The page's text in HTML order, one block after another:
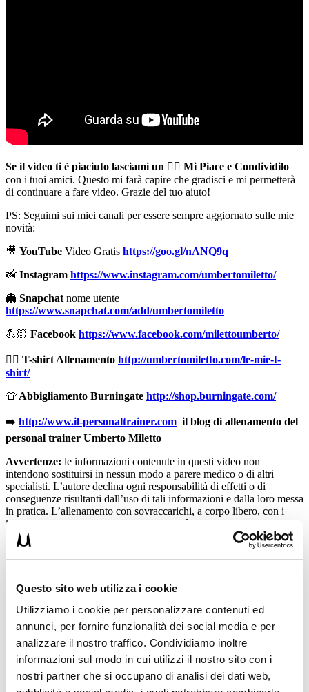
Questo sito web utilizza i cookie
Utilizziamo i cookie per personalizzare contenuti ed
annunci, per fornire funzionalità dei social media e per
analizzare il nostro traffico. Condividiamo inoltre
informazioni sul modo in cui utilizzi il nostro sito con i
nostri partner che si occupano di analisi dei dati web,
Se il video ti è piaciuto lasciami un 👍🏻 Mi Piace e Condividilo
con i tuoi amici. Questo mi farà capire che gradisci e mi permetterà
di continuare a fare video. Grazie del tuo aiuto!
PS: Seguimi sui miei canali per essere sempre aggiornato sulle mie
novità:
🎥 YouTube Video Gratis https://goo.gl/nANQ9q
📸 Instagram https://www.instagram.com/umbertomiletto/
👻 Snapchat nome utente
https://www.snapchat.com/add/umbertomiletto
💪🏻 Facebook https://www.facebook.com/milettoumberto/
🏋🏻 T-shirt Allenamento http://umbertomiletto.com/le-mie-t-
shirt/
👕 Abbigliamento Burningate http://shop.burningate.com/
➡️ http://www.il-personaltrainer.com il blog di allenamento del
personal trainer Umberto Miletto
Avvertenze: le informazioni contenute in questi video non
intendono sostituirsi in nessun modo a parere medico o di altri
specialisti. L’autore declina ogni responsabilità di effetti o di
conseguenze risultanti dall’uso di tali informazioni e dalla loro messa
in pratica. L’allenamento con sovraccarichi, a corpo libero, con i
kettlebell, con il trx, e con altri attrezzi può causare infortuni, si
consiglia pertanto di prestare la massima attenzione e di eseguire
esercizi e metodologie adatte al proprio livello di forma. Consultare
il proprio medico di fiducia prima di intraprendere qualsiasi forma di
X
Facebook
AlimentazioneAllenamento
grasso muscoli trasformare